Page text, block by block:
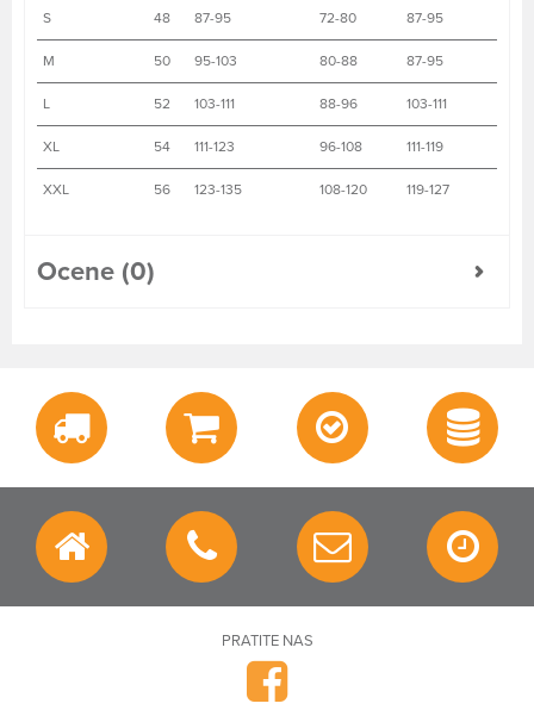
S 48 87-95 72-80 87-95
M 50 95-103 80-88 87-95
L 52 103-111 88-96 103-111
XL 54 111-123 96-108 111-119
XXL 56 123-135 108-120 119-127
Ocene (0)
PRATITE NAS